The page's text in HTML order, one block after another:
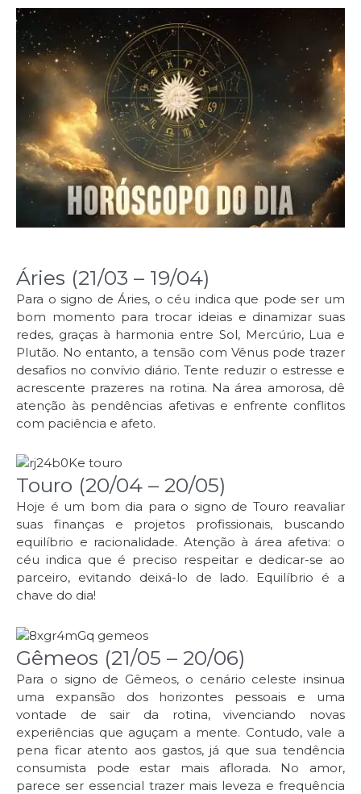
Áries (21/03 – 19/04)
Para o signo de Áries, o céu indica que pode ser um
bom momento para trocar ideias e dinamizar suas
redes, graças à harmonia entre Sol, Mercúrio, Lua e
Plutão. No entanto, a tensão com Vênus pode trazer
desafios no convívio diário. Tente reduzir o estresse e
acrescente prazeres na rotina. Na área amorosa, dê
atenção às pendências afetivas e enfrente conflitos
com paciência e afeto.
Touro (20/04 – 20/05)
Hoje é um bom dia para o signo de Touro reavaliar
suas finanças e projetos profissionais, buscando
equilíbrio e racionalidade. Atenção à área afetiva: o
céu indica que é preciso respeitar e dedicar-se ao
parceiro, evitando deixá-lo de lado. Equilíbrio é a
chave do dia!
Gêmeos (21/05 – 20/06)
Para o signo de Gêmeos, o cenário celeste insinua
uma expansão dos horizontes pessoais e uma
vontade de sair da rotina, vivenciando novas
experiências que aguçam a mente. Contudo, vale a
pena ficar atento aos gastos, já que sua tendência
consumista pode estar mais aflorada. No amor,
parece ser essencial trazer mais leveza e frequência